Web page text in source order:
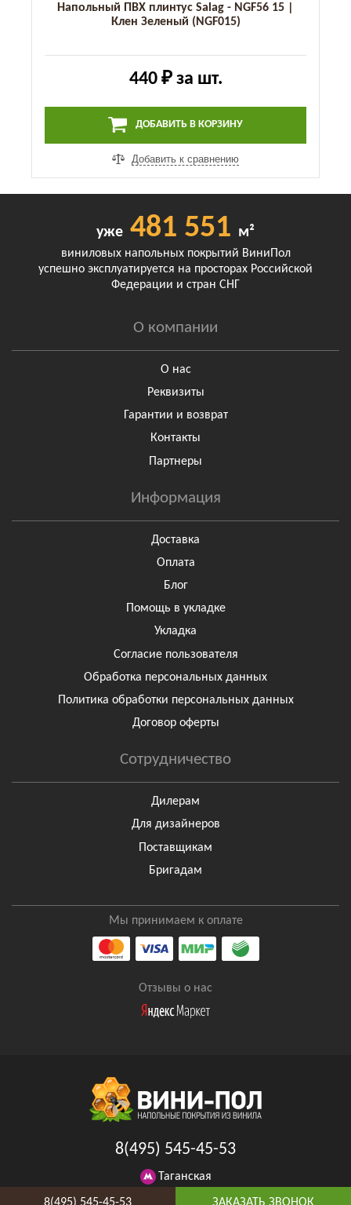
Напольный ПВХ плинтус Salag - NGF56 15 |
Клен Зеленый (NGF015)
440 ₽за шт.
ДОБАВИТЬ В КОРЗИНУ
Добавить к сравнению
уже 481 551 м²
виниловых напольных покрытий ВиниПол
успешно эксплуатируется на просторах Российской
Федерации и стран СНГ
О компании
О нас
Реквизиты
Гарантии и возврат
Контакты
Партнеры
Информация
Доставка
Оплата
Блог
Помощь в укладке
Укладка
Согласие пользователя
Обработка персональных данных
Политика обработки персональных данных
Договор оферты
Сотрудничество
Дилерам
Для дизайнеров
Поставщикам
Бригадам
Мы принимаем к оплате
Отзывы о нас
8(495) 545-45-53
Таганская
Адрес и схема проезда